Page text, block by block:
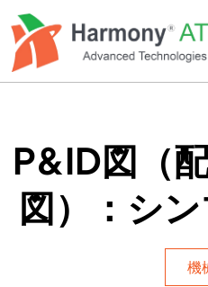
イ
コ
P&ID図（
図）：シ
機